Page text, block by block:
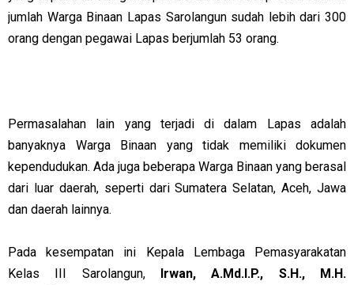
jumlah Warga Binaan Lapas Sarolangun sudah lebih dari 300
orang dengan pegawai Lapas berjumlah 53 orang.
Permasalahan lain yang terjadi di dalam Lapas adalah
banyaknya Warga Binaan yang tidak memiliki dokumen
kependudukan. Ada juga beberapa Warga Binaan yang berasal
dari luar daerah, seperti dari Sumatera Selatan, Aceh, Jawa
dan daerah lainnya.
Pada kesempatan ini Kepala Lembaga Pemasyarakatan
Kelas III Sarolangun,Irwan, A.Md.I.P., S.H., M.H.